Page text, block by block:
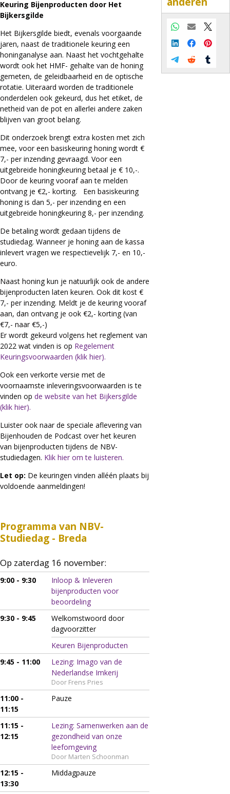
Keuring Bijenproducten door Het
Bijkersgilde
Het Bijkersgilde biedt, evenals voorgaande
jaren, naast de traditionele keuring een
honinganalyse aan. Naast het vochtgehalte
wordt ook het HMF- gehalte van de honing
gemeten, de geleidbaarheid en de optische
rotatie. Uiteraard worden de traditionele
onderdelen ook gekeurd, dus het etiket, de
netheid van de pot en allerlei andere zaken
blijven van groot belang.
Dit onderzoek brengt extra kosten met zich
mee, voor een basiskeuring honing wordt €
7,- per inzending gevraagd. Voor een
uitgebreide honingkeuring betaal je € 10,-.
Door de keuring vooraf aan te melden
ontvang je €2,- korting. Een basiskeuring
honing is dan 5,- per inzending en een
uitgebreide honingkeuring 8,- per inzending.
De betaling wordt gedaan tijdens de
studiedag. Wanneer je honing aan de kassa
inlevert vragen we respectievelijk 7,- en 10,-
euro.
Naast honing kun je natuurlijk ook de andere
bijenproducten laten keuren. Ook dit kost €
7,- per inzending. Meldt je de keuring vooraf
aan, dan ontvang je ook €2,- korting (van
€7,- naar €5,-)
Er wordt gekeurd volgens het reglement van
2022 wat vinden is op Regelement
Keuringsvoorwaarden (klik hier).
Ook een verkorte versie met de
voornaamste inleveringsvoorwaarden is te
vinden op de website van het Bijkersgilde
(klik hier).
Luister ook naar de speciale aflevering van
Bijenhouden de Podcast over het keuren
van bijenproducten tijdens de NBV-
studiedagen. Klik hier om te luisteren.
Let op: De keuringen vinden alléén plaats bij
voldoende aanmeldingen!
Programma van NBV-
Studiedag - Breda
Op zaterdag 16 november:
9:00 - 9:30
Inloop & Inleveren
bijenproducten voor
beoordeling
9:30 - 9:45
Welkomstwoord door
dagvoorzitter
Keuren Bijenproducten
9:45 - 11:00
Lezing: Imago van de
Nederlandse Imkerij
Door Frens Pries
11:00 -
11:15
Pauze
11:15 -
12:15
Lezing: Samenwerken aan de
gezondheid van onze
leefomgeving
Door Marten Schoonman
12:15 -
13:30
Middagpauze
Whatsapp
E-mail
X
LinkedInFacebook
Telegram
Reddit